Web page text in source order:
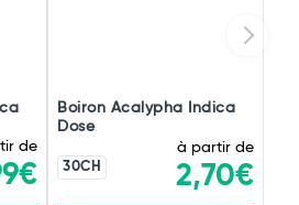
de
Boiron Acalypha Indica
Dose
30CH
à partir de
2,70€